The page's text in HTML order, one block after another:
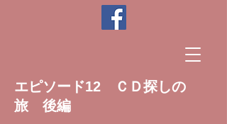
エピソード12 ＣＤ探しの
旅 後編